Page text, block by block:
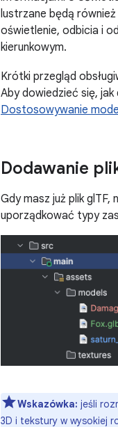
lustrzane będą
oświetlenie, odbicia i
kierunkowym.
Krótki przegląd
Aby dowiedzieć się,
Dostosowywanie
Dodawanie
Gdy masz już plik
uporządkować typy
Wskazówka: jeśli
3D i tekstury w wysokiej